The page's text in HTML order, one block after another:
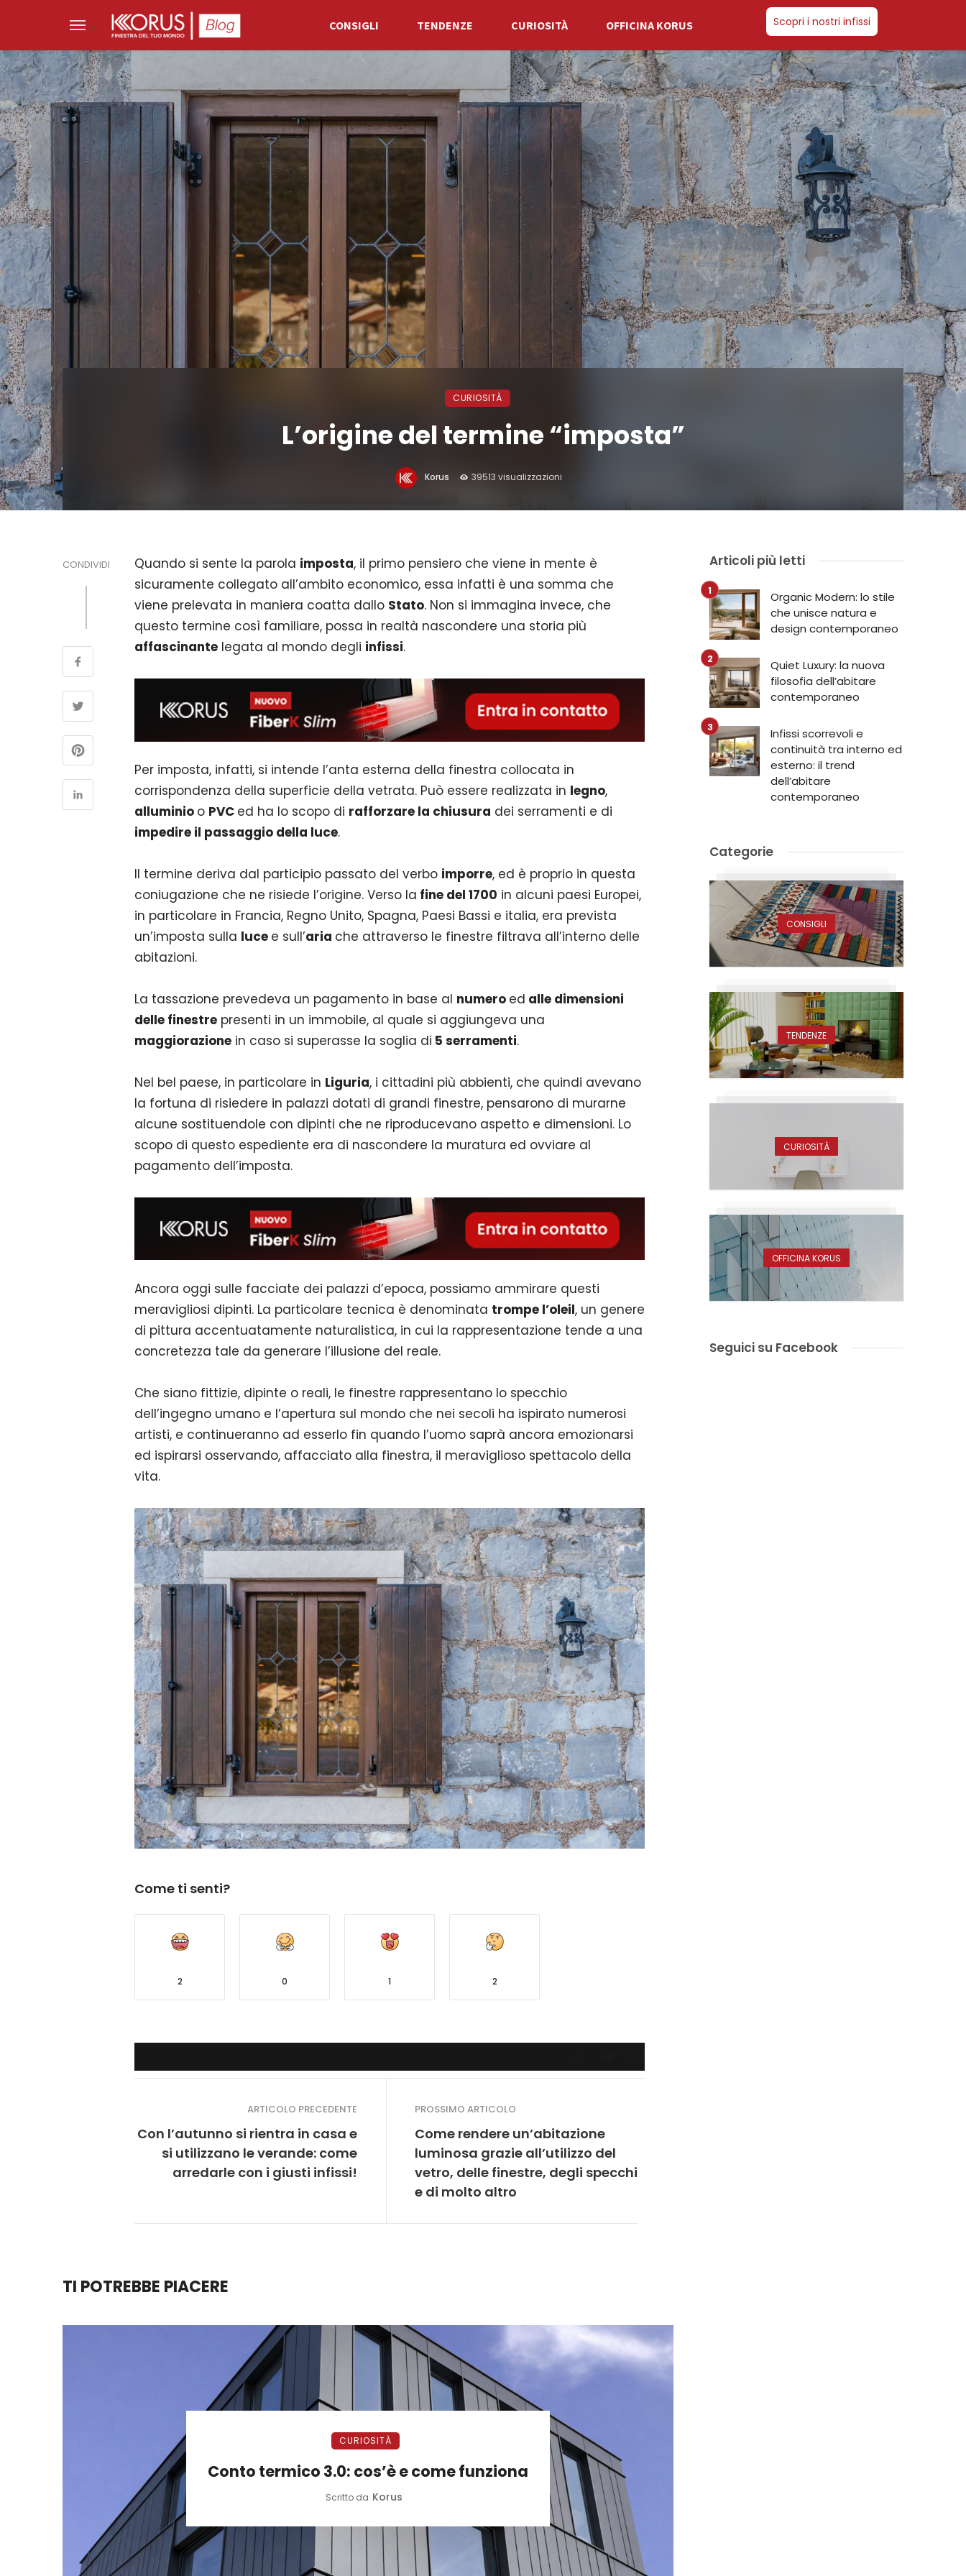
CONSIGLI TENDENZE CURIOSITÀ OFFICINA KORUS Scopri i nostri infissi
CURIOSITÀ
L’origine del termine “imposta”
Korus 39513 visualizzazioni
CONDIVIDI Quando si sente la parola imposta, il primo pensiero che viene in mente è
sicuramente collegato all’ambito economico, essa infatti è una somma che
viene prelevata in maniera coatta dallo Stato. Non si immagina invece, che
questo termine così familiare, possa in realtà nascondere una storia più
affascinante legata al mondo degli infissi.
Per imposta, infatti, si intende l’anta esterna della finestra collocata in
corrispondenza della superficie della vetrata. Può essere realizzata in legno,
alluminio o PVC ed ha lo scopo di rafforzare la chiusura dei serramenti e di
impedire il passaggio della luce.
Il termine deriva dal participio passato del verbo imporre, ed è proprio in questa
coniugazione che ne risiede l’origine. Verso la fine del 1700 in alcuni paesi Europei,
in particolare in Francia, Regno Unito, Spagna, Paesi Bassi e italia, era prevista
un’imposta sulla luce e sull’aria che attraverso le finestre filtrava all’interno delle
abitazioni.
La tassazione prevedeva un pagamento in base al numero ed alle dimensioni
delle finestre presenti in un immobile, al quale si aggiungeva una
maggiorazione in caso si superasse la soglia di 5 serramenti.
Nel bel paese, in particolare in Liguria, i cittadini più abbienti, che quindi avevano
la fortuna di risiedere in palazzi dotati di grandi finestre, pensarono di murarne
alcune sostituendole con dipinti che ne riproducevano aspetto e dimensioni. Lo
scopo di questo espediente era di nascondere la muratura ed ovviare al
pagamento dell’imposta.
Ancora oggi sulle facciate dei palazzi d’epoca, possiamo ammirare questi
meravigliosi dipinti. La particolare tecnica è denominata trompe l’oleil, un genere
di pittura accentuatamente naturalistica, in cui la rappresentazione tende a una
concretezza tale da generare l’illusione del reale.
Che siano fittizie, dipinte o reali, le finestre rappresentano lo specchio
dell’ingegno umano e l’apertura sul mondo che nei secoli ha ispirato numerosi
artisti, e continueranno ad esserlo fin quando l’uomo saprà ancora emozionarsi
ed ispirarsi osservando, affacciato alla finestra, il meraviglioso spettacolo della
vita.
Come ti senti?
2 0 1 2
ARTICOLO PRECEDENTE
Con l’autunno si rientra in casa e
si utilizzano le verande: come
arredarle con i giusti infissi!
PROSSIMO ARTICOLO
Come rendere un’abitazione
luminosa grazie all’utilizzo del
vetro, delle finestre, degli specchi
e di molto altro
TI POTREBBE PIACERE
CURIOSITÀ
Conto termico 3.0: cos’è e come funziona
Scritto da Korus
Articoli più letti
Organic Modern: lo stile
che unisce natura e
design contemporaneo
Quiet Luxury: la nuova
filosofia dell’abitare
contemporaneo
Infissi scorrevoli e
continuità tra interno ed
esterno: il trend
dell’abitare
contemporaneo
Categorie
CONSIGLI
TENDENZE
CURIOSITÀ
OFFICINA KORUS
Seguici su Facebook